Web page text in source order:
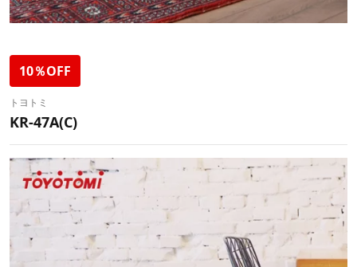
10％OFF
トヨトミ
KR-47A(C)